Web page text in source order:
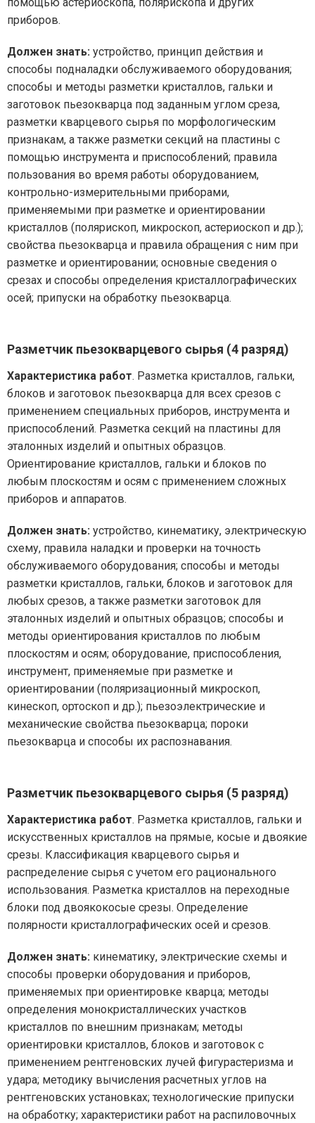
приборов.
Должен знать: устройство, принцип действия и
способы подналадки обслуживаемого оборудования;
способы и методы разметки кристаллов, гальки и
заготовок пьезокварца под заданным углом среза,
разметки кварцевого сырья по морфологическим
признакам, а также разметки секций на пластины с
помощью инструмента и приспособлений; правила
пользования во время работы оборудованием,
контрольно-измерительными приборами,
применяемыми при разметке и ориентировании
кристаллов (полярископ, микроскоп, астериоскоп и др.);
свойства пьезокварца и правила обращения с ним при
разметке и ориентировании; основные сведения о
срезах и способы определения кристаллографических
осей; припуски на обработку пьезокварца.
Разметчик пьезокварцевого сырья (4 разряд)
Характеристика работ. Разметка кристаллов, гальки,
блоков и заготовок пьезокварца для всех срезов с
применением специальных приборов, инструмента и
приспособлений. Разметка секций на пластины для
эталонных изделий и опытных образцов.
Ориентирование кристаллов, гальки и блоков по
любым плоскостям и осям с применением сложных
приборов и аппаратов.
Должен знать: устройство, кинематику, электрическую
схему, правила наладки и проверки на точность
обслуживаемого оборудования; способы и методы
разметки кристаллов, гальки, блоков и заготовок для
любых срезов, а также разметки заготовок для
эталонных изделий и опытных образцов; способы и
методы ориентирования кристаллов по любым
плоскостям и осям; оборудование, приспособления,
инструмент, применяемые при разметке и
ориентировании (поляризационный микроскоп,
кинескоп, ортоскоп и др.); пьезоэлектрические и
механические свойства пьезокварца; пороки
пьезокварца и способы их распознавания.
Разметчик пьезокварцевого сырья (5 разряд)
Характеристика работ. Разметка кристаллов, гальки и
искусственных кристаллов на прямые, косые и двоякие
срезы. Классификация кварцевого сырья и
распределение сырья с учетом его рационального
использования. Разметка кристаллов на переходные
блоки под двоякокосые срезы. Определение
полярности кристаллографических осей и срезов.
Должен знать: кинематику, электрические схемы и
способы проверки оборудования и приборов,
применяемых при ориентировке кварца; методы
определения монокристаллических участков
кристаллов по внешним признакам; методы
ориентировки кристаллов, блоков и заготовок с
применением рентгеновских лучей фигурастеризма и
удара; методику вычисления расчетных углов на
рентгеновских установках; технологические припуски
на обработку; характеристики работ на распиловочных